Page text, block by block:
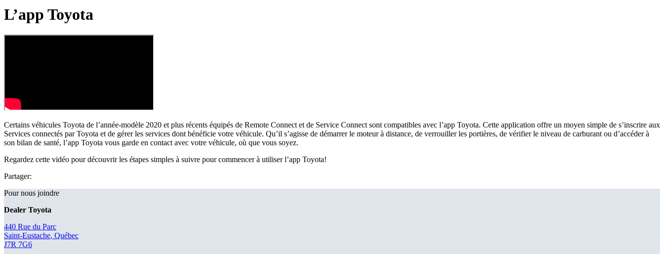
L’app Toyota
Certains véhicules Toyota de l’année-modèle 2020 et plus récents équipés de Remote Connect et de Service Connect sont compatibles avec l’app Toyota. Cette application offre un moyen simple de s’inscrire aux
Services connectés par Toyota et de gérer les services dont bénéficie votre véhicule. Qu’il s’agisse de démarrer le moteur à distance, de verrouiller les portières, de vérifier le niveau de carburant ou d’accéder à
son bilan de santé, l’app Toyota vous garde en contact avec votre véhicule, où que vous soyez.
Regardez cette vidéo pour découvrir les étapes simples à suivre pour commencer à utiliser l’app Toyota!
Partager:
Pour nous joindre
Dealer Toyota
440 Rue du Parc
Saint-Eustache, Québec
J7R 7G6